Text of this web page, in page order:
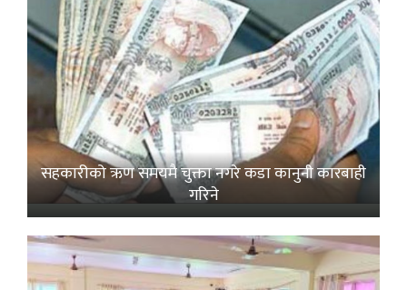
सहकारीको ऋण समयमै चुक्ता नगरे कडा कानुनी कारबाही
गरिने